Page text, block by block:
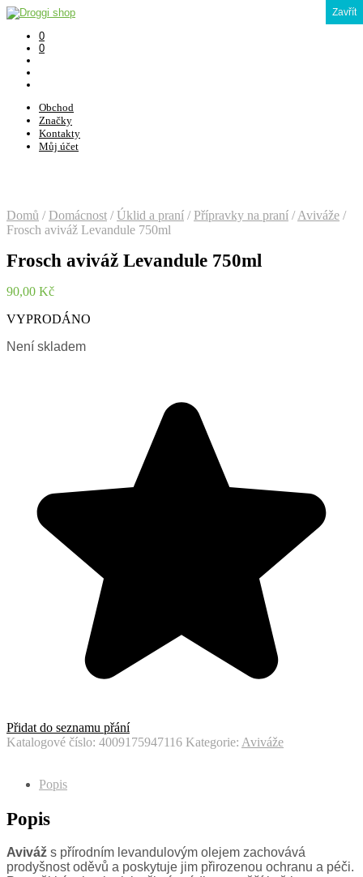
0
0
Obchod
Značky
Kontakty
Můj účet
Domů / Domácnost / Úklid a praní / Přípravky na praní / Aviváže /
Frosch aviváž Levandule 750ml
Frosch aviváž Levandule 750ml
90,00 Kč
VYPRODÁNO
Není skladem
Přidat do seznamu přání
Katalogové číslo: 4009175947116 Kategorie: Aviváže
Popis
Popis
Aviváž s přírodním levandulovým olejem zachovává
prodyšnost oděvů a poskytuje jim přirozenou ochranu a péči.
Zavřít